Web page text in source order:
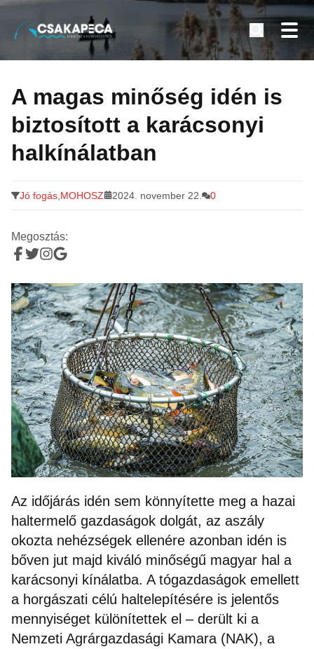
tartalomra
Minden a horgászatról
A magas minőség idén is
biztosított a karácsonyi
halkínálatban
Jó fogás MOHOSZ 2024. november 22. 0
Megosztás:
Az időjárás idén sem könnyítette meg a hazai
haltermelő gazdaságok dolgát, az aszály
okozta nehézségek ellenére azonban idén is
bőven jut majd kiváló minőségű magyar hal a
karácsonyi kínálatba. A tógazdaságok emellett
a horgászati célú haltelepítésére is jelentős
mennyiséget különítettek el – derült ki a
Nemzeti Agrárgazdasági Kamara (NAK), a